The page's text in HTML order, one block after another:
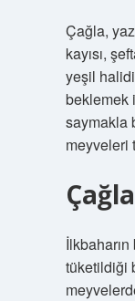
Çağla,
kayısı,
yeşil
beklemek
saymakla
meyveleri
tüketildiği